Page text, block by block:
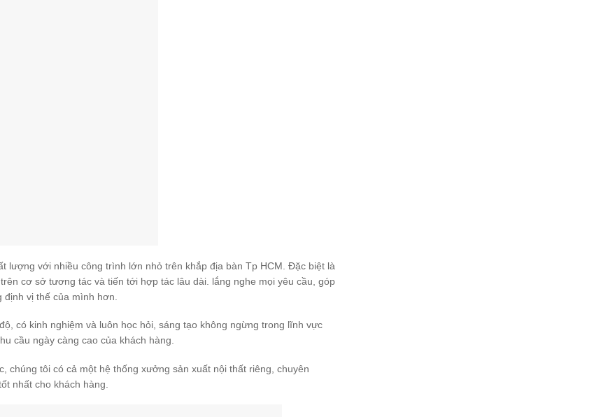
lượng với nhiều công trình lớn nhỏ trên khắp địa bàn Tp HCM. Đặc biệt là
cơ sở tương tác và tiến tới hợp tác lâu dài. lắng nghe mọi yêu cầu, góp
định vị thế của mình hơn.
có kinh nghiệm và luôn học hỏi, sáng tạo không ngừng trong lĩnh vực
cầu ngày càng cao của khách hàng.
chúng tôi có cả một hệ thống xưởng sản xuất nội thất riêng, chuyên
nhất cho khách hàng.